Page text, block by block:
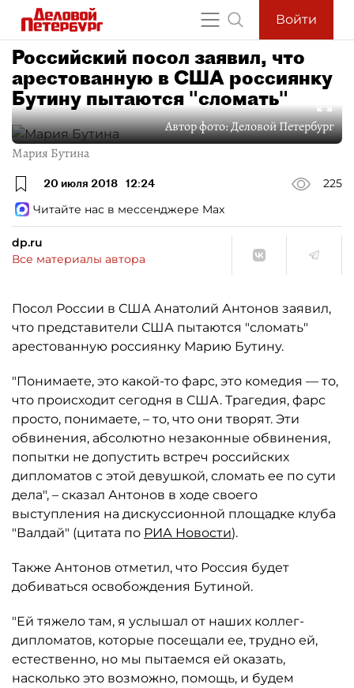
Войти
Российский посол заявил, что
арестованную в США россиянку
Бутину пытаются "сломать"
Автор фото:Деловой Петербург
Мария Бутина
20 июля 2018 12:24
225
Читайте нас в мессенджере Max
dp.ru
Все материалы автора
Посол России в США Анатолий Антонов заявил,
что представители США пытаются "сломать"
арестованную россиянку Марию Бутину.
"Понимаете, это какой-то фарс, это комедия — то,
что происходит сегодня в США. Трагедия, фарс
просто, понимаете, – то, что они творят. Эти
обвинения, абсолютно незаконные обвинения,
попытки не допустить встреч российских
дипломатов с этой девушкой, сломать ее по сути
дела", – сказал Антонов в ходе своего
выступления на дискуссионной площадке клуба
"Валдай" (цитата по РИА Новости).
Также Антонов отметил, что Россия будет
добиваться освобождения Бутиной.
"Ей тяжело там, я услышал от наших коллег-
дипломатов, которые посещали ее, трудно ей,
естественно, но мы пытаемся ей оказать,
насколько это возможно, помощь, и будем